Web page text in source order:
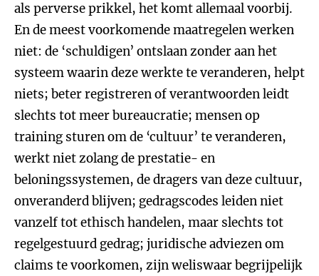
als perverse prikkel, het komt allemaal voorbij.
En de meest voorkomende maatregelen werken
niet: de ‘schuldigen’ ontslaan zonder aan het
systeem waarin deze werkte te veranderen, helpt
niets; beter registreren of verantwoorden leidt
slechts tot meer bureaucratie; mensen op
training sturen om de ‘cultuur’ te veranderen,
werkt niet zolang de prestatie- en
beloningssystemen, de dragers van deze cultuur,
onveranderd blijven; gedragscodes leiden niet
vanzelf tot ethisch handelen, maar slechts tot
regelgestuurd gedrag; juridische adviezen om
claims te voorkomen, zijn weliswaar begrijpelijk